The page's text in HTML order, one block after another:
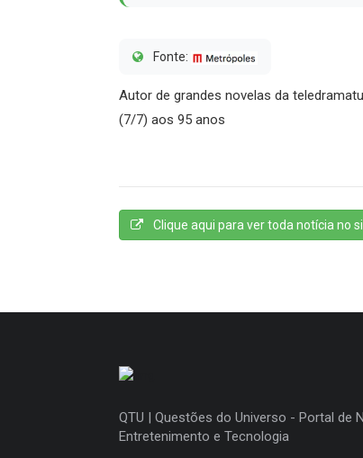
Fonte:
Autor de grandes novelas da
(7/7) aos 95 anos
Clique aqui para ver toda notícia no
QTU | Questões do Universo - Portal de
Entretenimento e Tecnologia